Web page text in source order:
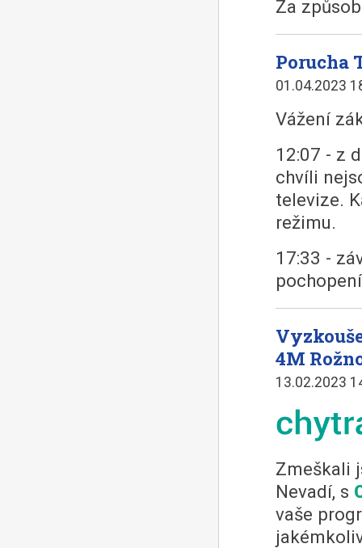
Za
Porucha
01.04.2023
Vážení
12:07 - z
chvíli
televize.
režimu.
17:33 -
4M
13.02.2023
Zmeškali
Nevadí, s
vaše